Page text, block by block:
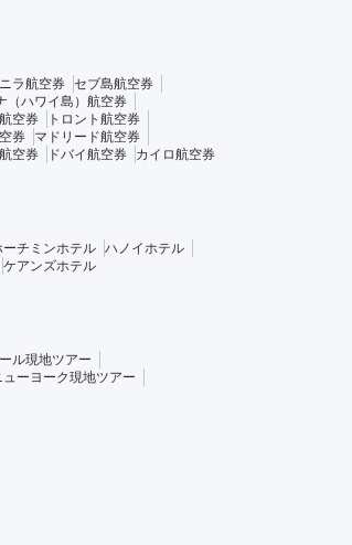
ラ航空券 セブ島航空券
（ハワイ島）航空券
空券
トロント航空券
券
マドリード航空券
空券 ドバイ航空券 カイロ航空券
ーチミンホテル ハノイホテル
ケアンズホテル
ル現地ツアー
ューヨーク現地ツアー